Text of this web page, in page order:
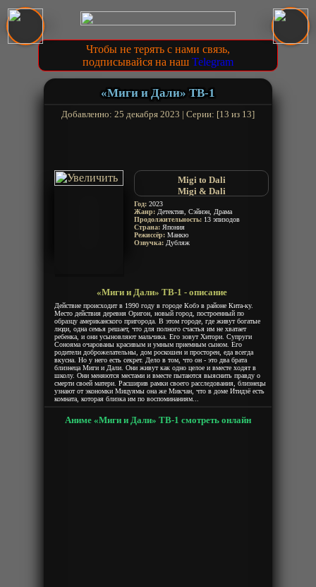
Чтобы не терять с нами связь,
подписывайся на наш Telegram
«Миги и Дали» ТВ-1
Добавленно: 25 декабря 2023 | Серии: [13 из 13]
Migi to Dali
Migi & Dali
Год: 2023
Жанр: Детектив, Сэйнэн, Драма
Продолжительность: 13 эпизодов
Страна: Япония
Режиссёр: Манкю
Озвучка: Дубляж
«Миги и Дали» ТВ-1 - описание
Действие происходит в 1990 году в городе Кобэ в районе Кита-ку.
Место действия деревня Оригон, новый город, построенный по
образцу американского пригорода. В этом городе, где живут богатые
люди, одна семья решает, что для полного счастья им не хватает
ребенка, и они усыновляют мальчика. Его зовут Хитори. Супруги
Сонояма очарованы красивым и умным приемным сыном. Его
родители доброжелательны, дом роскошен и просторен, еда всегда
вкусна. Но у него есть секрет. Дело в том, что он - это два брата
близнеца Миги и Дали. Они живут как одно целое и вместе ходят в
школу. Они меняются местами и вместе пытаются выяснить правду о
смерти своей матери. Расширив рамки своего расследования, близнецы
узнают от экономки Мицуямы она же Микчан, что в доме Итидзё есть
комната, которая близка им по воспоминаниям...
Аниме «Миги и Дали» ТВ-1 смотреть онлайн